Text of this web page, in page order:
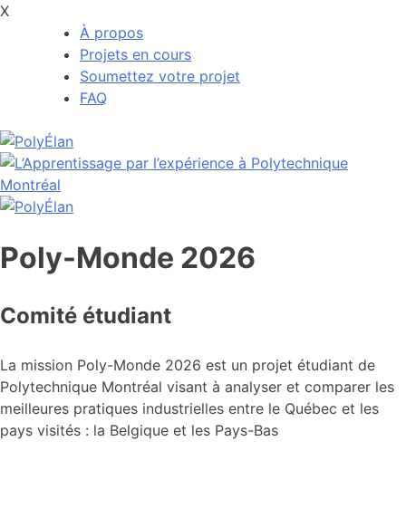
X
À propos
Projets en cours
Soumettez votre projet
FAQ
Skip
to
content
Poly-Monde 2026
Comité étudiant
La mission Poly-Monde 2026 est un projet étudiant de
Polytechnique Montréal visant à analyser et comparer les
meilleures pratiques industrielles entre le Québec et les
pays visités : la Belgique et les Pays-Bas